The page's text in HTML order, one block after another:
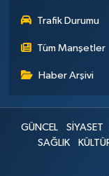
Trafik Durumu
Tüm Manşetler
Haber Arşivi
GÜNCEL SİYASET
SAĞLIK